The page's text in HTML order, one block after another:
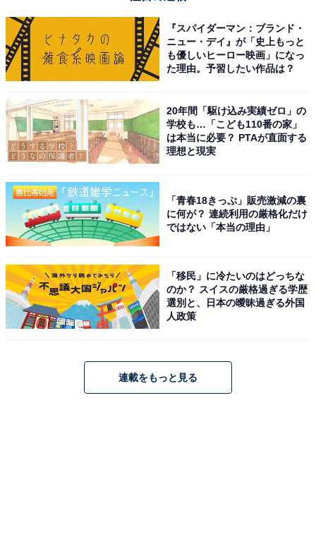
『スパイダーマン：ブランド・
ニュー・デイ』が「史上もっと
も優しいヒーロー映画」になっ
た理由。予習したい作品は？
20年間「駆け込み実績ゼロ」の
学校も…「こども110番の家」
は本当に必要？ PTAが直面する
理想と現実
「青春18きっぷ」販売激減の裏
に何が？ 連続利用の厳格化だけ
ではない「本当の理由」
「移民」に冷たいのはどっちな
のか？ スイスの厳格過ぎる学歴
選別と、日本の曖昧過ぎる外国
人政策
連載をもっと見る